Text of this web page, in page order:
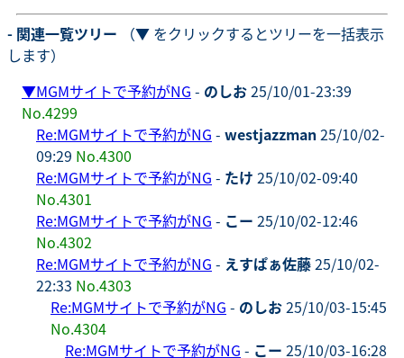
- 関連一覧ツリー （▼ をクリックするとツリーを一括表示
します）
▼MGMサイトで予約がNG - のしお25/10/01-23:39
No.4299
Re:MGMサイトで予約がNG - westjazzman 25/10/02-
09:29 No.4300
Re:MGMサイトで予約がNG - たけ 25/10/02-09:40
No.4301
Re:MGMサイトで予約がNG - こー 25/10/02-12:46
No.4302
Re:MGMサイトで予約がNG - えすぱぁ佐藤25/10/02-
22:33 No.4303
Re:MGMサイトで予約がNG - のしお25/10/03-15:45
No.4304
Re:MGMサイトで予約がNG - こー 25/10/03-16:28